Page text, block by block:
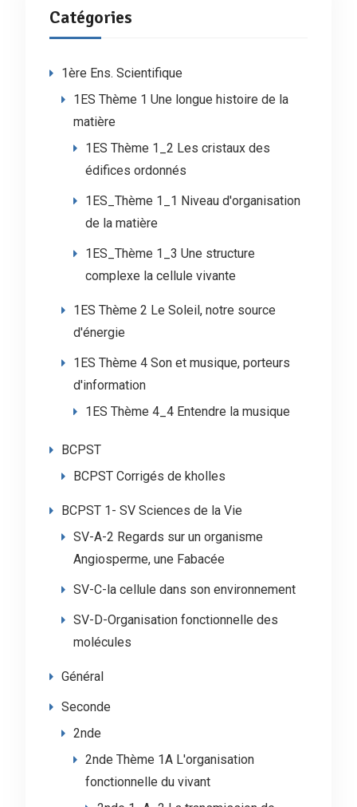
Catégories
1ère Ens. Scientifique
1ES Thème 1 Une longue histoire de la
matière
1ES Thème 1_2 Les cristaux des
édifices ordonnés
1ES_Thème 1_1 Niveau d'organisation
de la matière
1ES_Thème 1_3 Une structure
complexe la cellule vivante
1ES Thème 2 Le Soleil, notre source
d'énergie
1ES Thème 4 Son et musique, porteurs
d'information
1ES Thème 4_4 Entendre la musique
BCPST
BCPST Corrigés de kholles
BCPST 1- SV Sciences de la Vie
SV-A-2 Regards sur un organisme
Angiosperme, une Fabacée
SV-C-la cellule dans son environnement
SV-D-Organisation fonctionnelle des
molécules
Général
Seconde
2nde
2nde Thème 1A L'organisation
fonctionnelle du vivant